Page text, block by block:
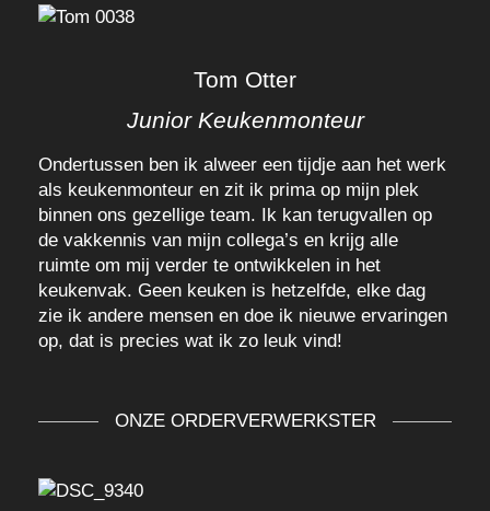
Tom Otter
Junior Keukenmonteur
Ondertussen ben ik alweer een tijdje aan het werk
als keukenmonteur en zit ik prima op mijn plek
binnen ons gezellige team. Ik kan terugvallen op
de vakkennis van mijn collega’s en krijg alle
ruimte om mij verder te ontwikkelen in het
keukenvak. Geen keuken is hetzelfde, elke dag
zie ik andere mensen en doe ik nieuwe ervaringen
op, dat is precies wat ik zo leuk vind!
ONZE ORDERVERWERKSTER